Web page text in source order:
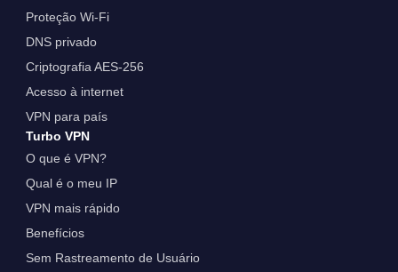
Proteção Wi-Fi
DNS privado
Criptografia AES-256
Acesso à internet
VPN para país
Turbo VPN
O que é VPN?
Qual é o meu IP
VPN mais rápido
Benefícios
Sem Rastreamento de Usuário